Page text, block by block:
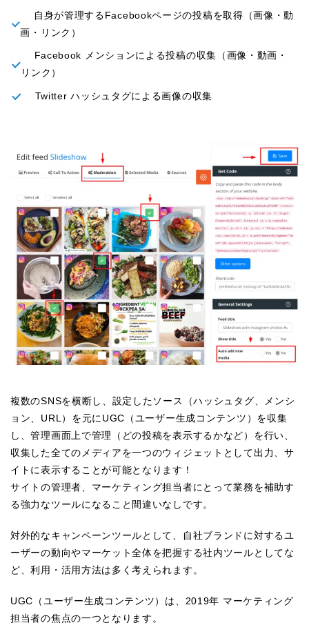
自身が管理するFacebookページの投稿を取得（画像・動
画・リンク）
Facebook メンションによる投稿の収集（画像・動画・
リンク）
Twitter ハッシュタグによる画像の収集
複数のSNSを横断し、設定したソース（ハッシュタグ、メンシ
ョン、URL）を元にUGC（ユーザー生成コンテンツ）を収集
し、管理画面上で管理（どの投稿を表示するかなど）を行い、
収集した全てのメディアを一つのウィジェットとして出力、サ
イトに表示することが可能となります！
サイトの管理者、マーケティング担当者にとって業務を補助す
る強力なツールになること間違いなしです。
対外的なキャンペーンツールとして、自社ブランドに対するユ
ーザーの動向やマーケット全体を把握する社内ツールとしてな
ど、利用・活用方法は多く考えられます。
UGC（ユーザー生成コンテンツ）は、2019年 マーケティング
担当者の焦点の一つとなります。